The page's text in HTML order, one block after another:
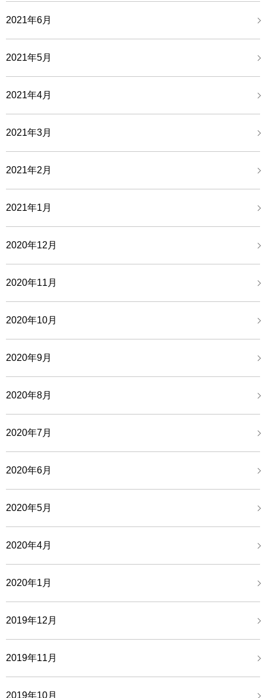
2021年6月
2021年5月
2021年4月
2021年3月
2021年2月
2021年1月
2020年12月
2020年11月
2020年10月
2020年9月
2020年8月
2020年7月
2020年6月
2020年5月
2020年4月
2020年1月
2019年12月
2019年11月
2019年10月